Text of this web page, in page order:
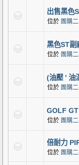
出售黑色
位於 團購
黑色ST副
位於 團購
(油壓 ' 油
位於 團購
GOLF
位於 團購
倍耐力
位於 團購